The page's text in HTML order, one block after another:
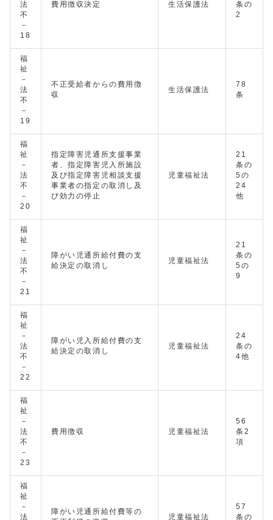
法
不
－
18
費用徴収決定 生活保護法
条の
2
福
祉
－
法
不
－
19
不正受給者からの費用徴
収
生活保護法
78
条
福
祉
－
法
不
－
20
指定障害児通所支援事業
者、指定障害児入所施設
及び指定障害児相談支援
事業者の指定の取消し及
び効力の停止
児童福祉法
21
条の
5の
24
他
福
祉
－
法
不
－
21
障がい児通所給付費の支
給決定の取消し
児童福祉法
21
条の
5の
9
福
祉
－
法
不
－
22
障がい児入所給付費の支
給決定の取消し
児童福祉法
24
条の
4他
福
祉
－
法
不
－
23
費用徴収 児童福祉法
56
条2
項
福
祉
－
法
障がい児通所給付費等の
児童福祉法
57
条の